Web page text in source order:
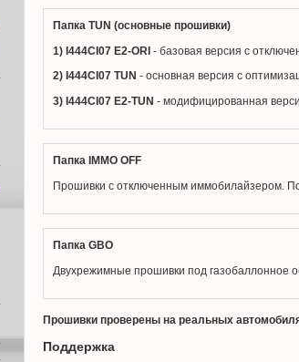
Папка TUN (основные прошивки)
1) I444CI07 E2-ORI - базовая версия с
2) I444CI07 TUN - основная версия с
3) I444CI07 E2-TUN - модифицированная
Папка IMMO OFF
Прошивки с отключенным иммобилайзером.
Папка GBO
Двухрежимные прошивки под газобаллонное
Прошивки проверены на реальных
Поддержка